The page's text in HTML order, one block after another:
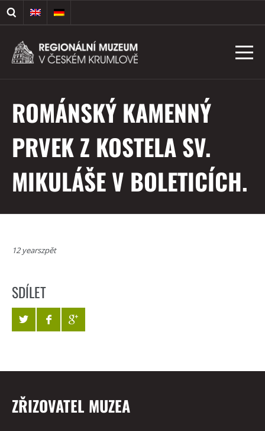
ROMÁNSKÝ KAMENNÝ
PRVEK Z KOSTELA SV.
MIKULÁŠE V BOLETICÍCH.
12 yearszpět
SDÍLET
ZŘIZOVATEL MUZEA